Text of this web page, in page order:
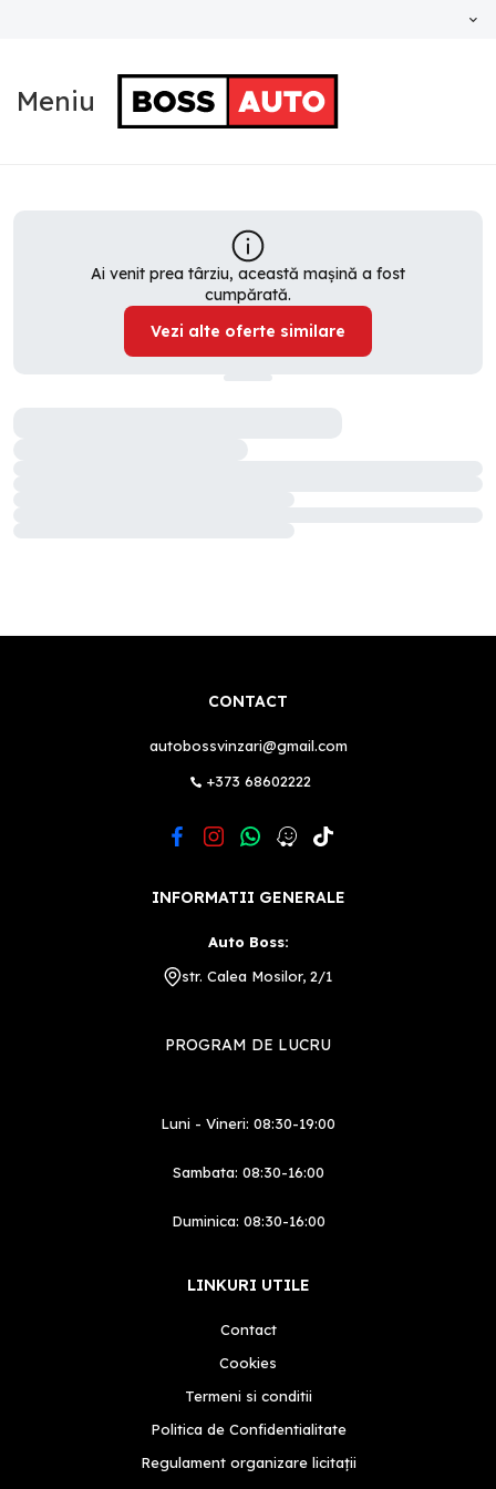
Meniu
Ai venit prea târziu, această mașină a fost
cumpărată.
Vezi alte oferte similare
CONTACT
autobossvinzari@gmail.com
+373 68602222
INFORMATII GENERALE
Auto Boss:
str. Calea Mosilor, 2/1
PROGRAM DE LUCRU
Luni - Vineri: 08:30-19:00
Sambata: 08:30-16:00
Duminica: 08:30-16:00
LINKURI UTILE
Contact
Cookies
Termeni si conditii
Politica de Confidentialitate
Regulament organizare licitații